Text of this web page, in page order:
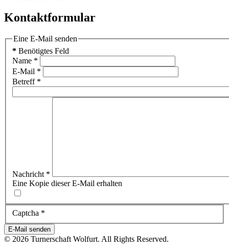
Kontaktformular
Eine E-Mail senden
* Benötigtes Feld
Name *
E-Mail *
Betreff*
Nachricht *
Eine Kopie dieser E-Mail erhalten
Captcha *
E-Mail senden
© 2026 Turnerschaft Wolfurt. All Rights Reserved.